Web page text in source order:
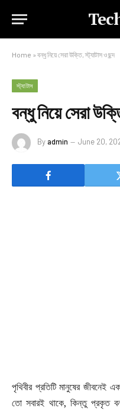
Home » বন্ধু নিয়ে সেরা উক্তি, স্ট্যাটাস ও ছন্দ
স্ট্যাটাস
বন্ধু নিয়ে সেরা
Byadmin June 20,
পৃথিবীর প্রতিটি মানুষের
তো সবারই থাকে, কিন্তু প্রকৃত